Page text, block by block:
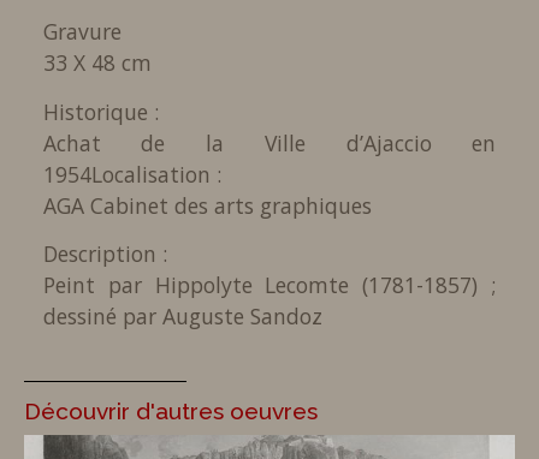
Gravure
33 X 48 cm
Historique :
Achat de la Ville d’Ajaccio en
1954Localisation :
AGA Cabinet des arts graphiques
Description :
Peint par Hippolyte Lecomte (1781-1857) ;
dessiné par Auguste Sandoz
Découvrir d'autres oeuvres